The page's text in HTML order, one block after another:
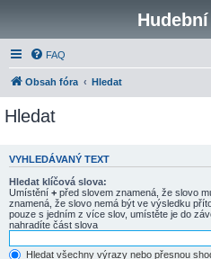
FAQ
Obsah fóra Hledat
Hledat
VYHLEDÁVANÝ TEXT
Hledat klíčová slova:
Umístění + před slovem znamená, že slovo
znamená, že slovo nemá být ve výsledku
pouze s jedním z více slov, umístěte je do
nahradíte část slova
Hledat všechny výrazy nebo přesnou